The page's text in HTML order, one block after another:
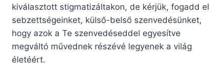
kiválasztott stigmatizáltakon, de kérjük, fogadd el
sebzettségeinket, külső-belső szenvedésünket,
hogy azok a Te szenvedéseddel egyesítve
megváltó művednek részévé legyenek a világ
életéért.